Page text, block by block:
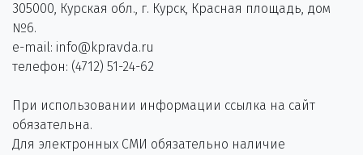
305000, Курская обл., г. Курск, Красная площадь, дом
№6.
e-mail: info@kpravda.ru
телефон: (4712) 51-24-62
При использовании информации ссылка на сайт
обязательна.
Для электронных СМИ обязательно наличие